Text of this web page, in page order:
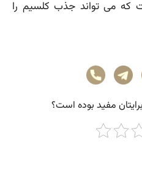
که می تواند جذب کلسیم را
مفید بوده است؟